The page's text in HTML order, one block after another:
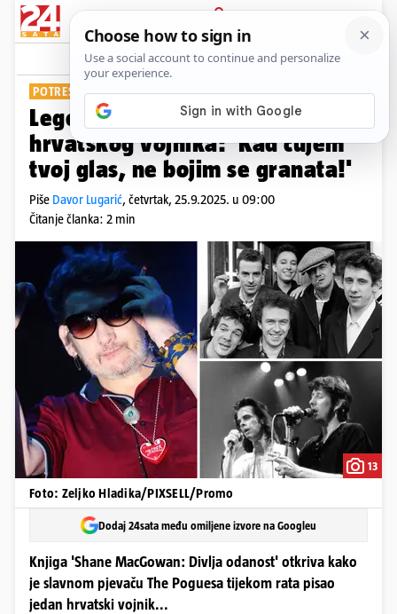
PRIJAVA
Show Komentari
POTRESNA BIOGRAFIJA
Legenda je plakala uz pismo
hrvatskog vojnika: 'Kad čujem
tvoj glas, ne bojim se granata!'
Piše Davor Lugarić, četvrtak, 25.9.2025. u 09:00
Čitanje članka: 2 min
13
Foto: Zeljko Hladika/PIXSELL/Promo
Dodaj 24sata među omiljene izvore na Googleu
Knjiga 'Shane MacGowan: Divlja odanost' otkriva kako
je slavnom pjevaču The Poguesa tijekom rata pisao
jedan hrvatski vojnik...